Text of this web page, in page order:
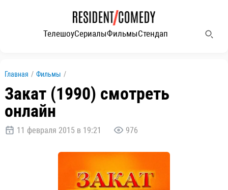
ТелешоуСериалыФильмыСтендап
Главная / Фильмы /
Закат (1990) смотреть
онлайн
11 февраля 2015 в 19:21 976